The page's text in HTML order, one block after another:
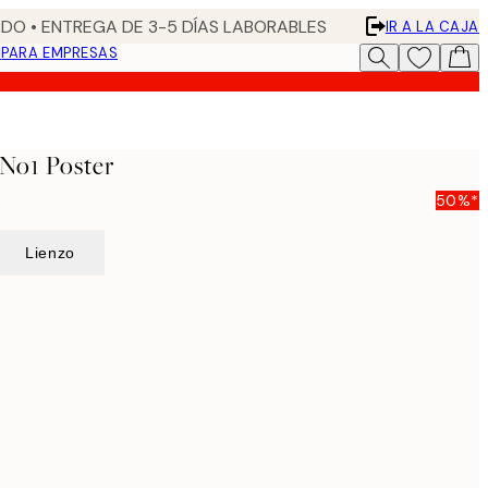
• ENTREGA DE 3-5 DÍAS LABORABLES
IR A LA CAJA
PARA EMPRESAS
Poster
50%*
Lienzo